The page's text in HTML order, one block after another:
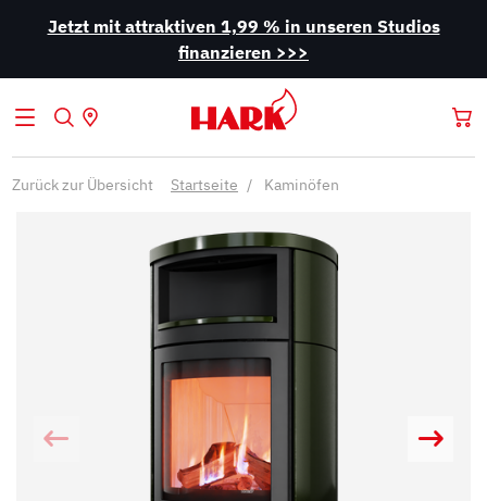
Jetzt mit attraktiven 1,99 % in unseren Studios
finanzieren >>>
Zurück zur Übersicht Startseite Kaminöfen